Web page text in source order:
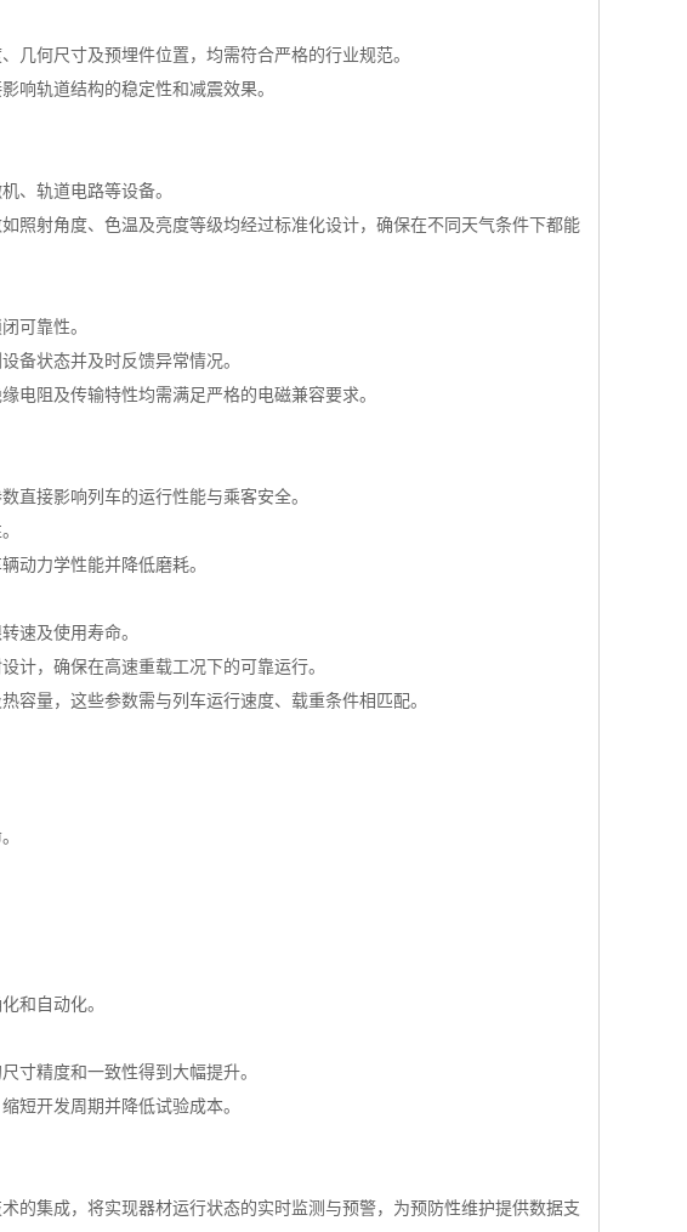
几何尺寸及预埋件位置，均需符合严格的行业规范。
响轨道结构的稳定性和减震效果。
、轨道电路等设备。
照射角度、色温及亮度等级均经过标准化设计，确保在不同天气条件下都能
可靠性。
备状态并及时反馈异常情况。
电阻及传输特性均需满足严格的电磁兼容要求。
直接影响列车的运行性能与乘客安全。
动力学性能并降低磨耗。
速及使用寿命。
计，确保在高速重载工况下的可靠运行。
容量，这些参数需与列车运行速度、载重条件相匹配。
和自动化。
寸精度和一致性得到大幅提升。
短开发周期并降低试验成本。
的集成，将实现器材运行状态的实时监测与预警，为预防性维护提供数据支